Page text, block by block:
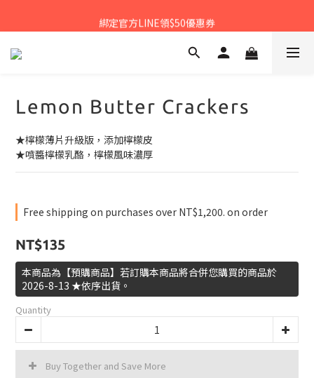
𝙉𝙀𝙒中秋禮盒早鳥預購享優惠!!
綁定官方LINE領$50優惠券
𝙉𝙀𝙒新朋友來報到～大寶礁蒜香新登場
Lemon Butter Crackers
★檸檬薄片升級版，添加檸檬皮
★噴醬檸檬乳酪，檸檬風味濃厚
Free shipping on purchases over NT$1,200. on order
NT$135
本商品為【預購商品】若訂購本商品將合併您購買的商品於
2026-8-13 ★依序出貨。
Quantity
Buy Together and Save More